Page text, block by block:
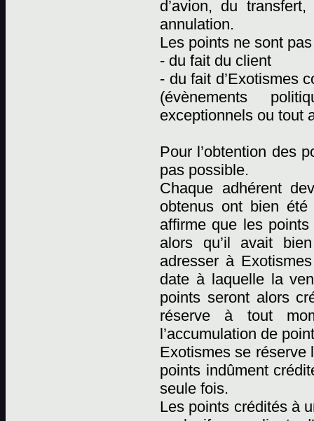
d’avion, du
annulation.
Les points ne sont
- du fait du client
- du fait d’Exotismes
(évènements
exceptionnels ou tout
Pour l’obtention des
pas possible.
Chaque adhérent
obtenus ont bien
affirme que les
alors qu’il avait
adresser à
date à laquelle la
points seront alors
réserve à tout
l’accumulation de
Exotismes se réserve
points indûment
seule fois.
Les points crédités à